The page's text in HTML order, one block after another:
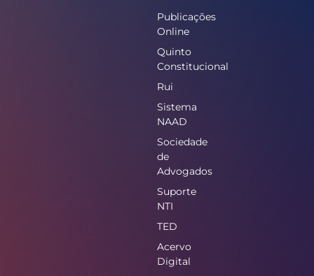
Publicações
Online
Quinto
Constitucional
Rui
Sistema
NAAD
Sociedade
de
Advogados
Suporte
NTI
TED
Acervo
Digital